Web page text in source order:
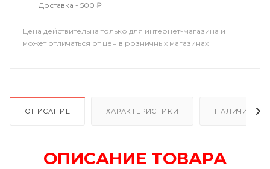
Доставка - 500 ₽
Цена действительна только для интернет-магазина и
может отличаться от цен в розничных магазинах
ОПИСАНИЕ ХАРАКТЕРИСТИКИ НАЛИЧИЕ
ОПИСАНИЕ ТОВАРА